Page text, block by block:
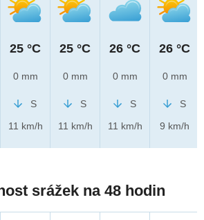
25 °C
0 mm
S
11 km/h
25 °C
0 mm
S
11 km/h
26 °C
0 mm
S
11 km/h
26 °C
0 mm
S
9 km/h
srážek na 48 hodin